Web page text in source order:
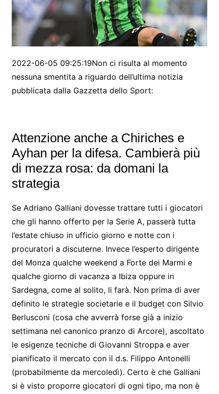
2022-06-05 09:25:19Non ci risulta al momento
nessuna smentita a riguardo dell’ultima notizia
pubblicata dalla Gazzetta dello Sport:
Attenzione anche a Chiriches e
Ayhan per la difesa. Cambierà più
di mezza rosa: da domani la
strategia
Se Adriano Galliani dovesse trattare tutti i giocatori
che gli hanno offerto per la Serie A, passerà tutta
l’estate chiuso in ufficio giorno e notte con i
procuratori a discuterne. Invece l’esperto dirigente
del Monza qualche weekend a Forte dei Marmi e
qualche giorno di vacanza a Ibiza oppure in
Sardegna, come al solito, li farà. Non prima di aver
definito le strategie societarie e il budget con Silvio
Berlusconi (cosa che avverrà forse già a inizio
settimana nel canonico pranzo di Arcore), ascoltato
le esigenze tecniche di Giovanni Stroppa e aver
pianificato il mercato con il d.s. Filippo Antonelli
(probabilmente da mercoledì). Certo è che Galliani
si è visto proporre giocatori di ogni tipo, ma non è